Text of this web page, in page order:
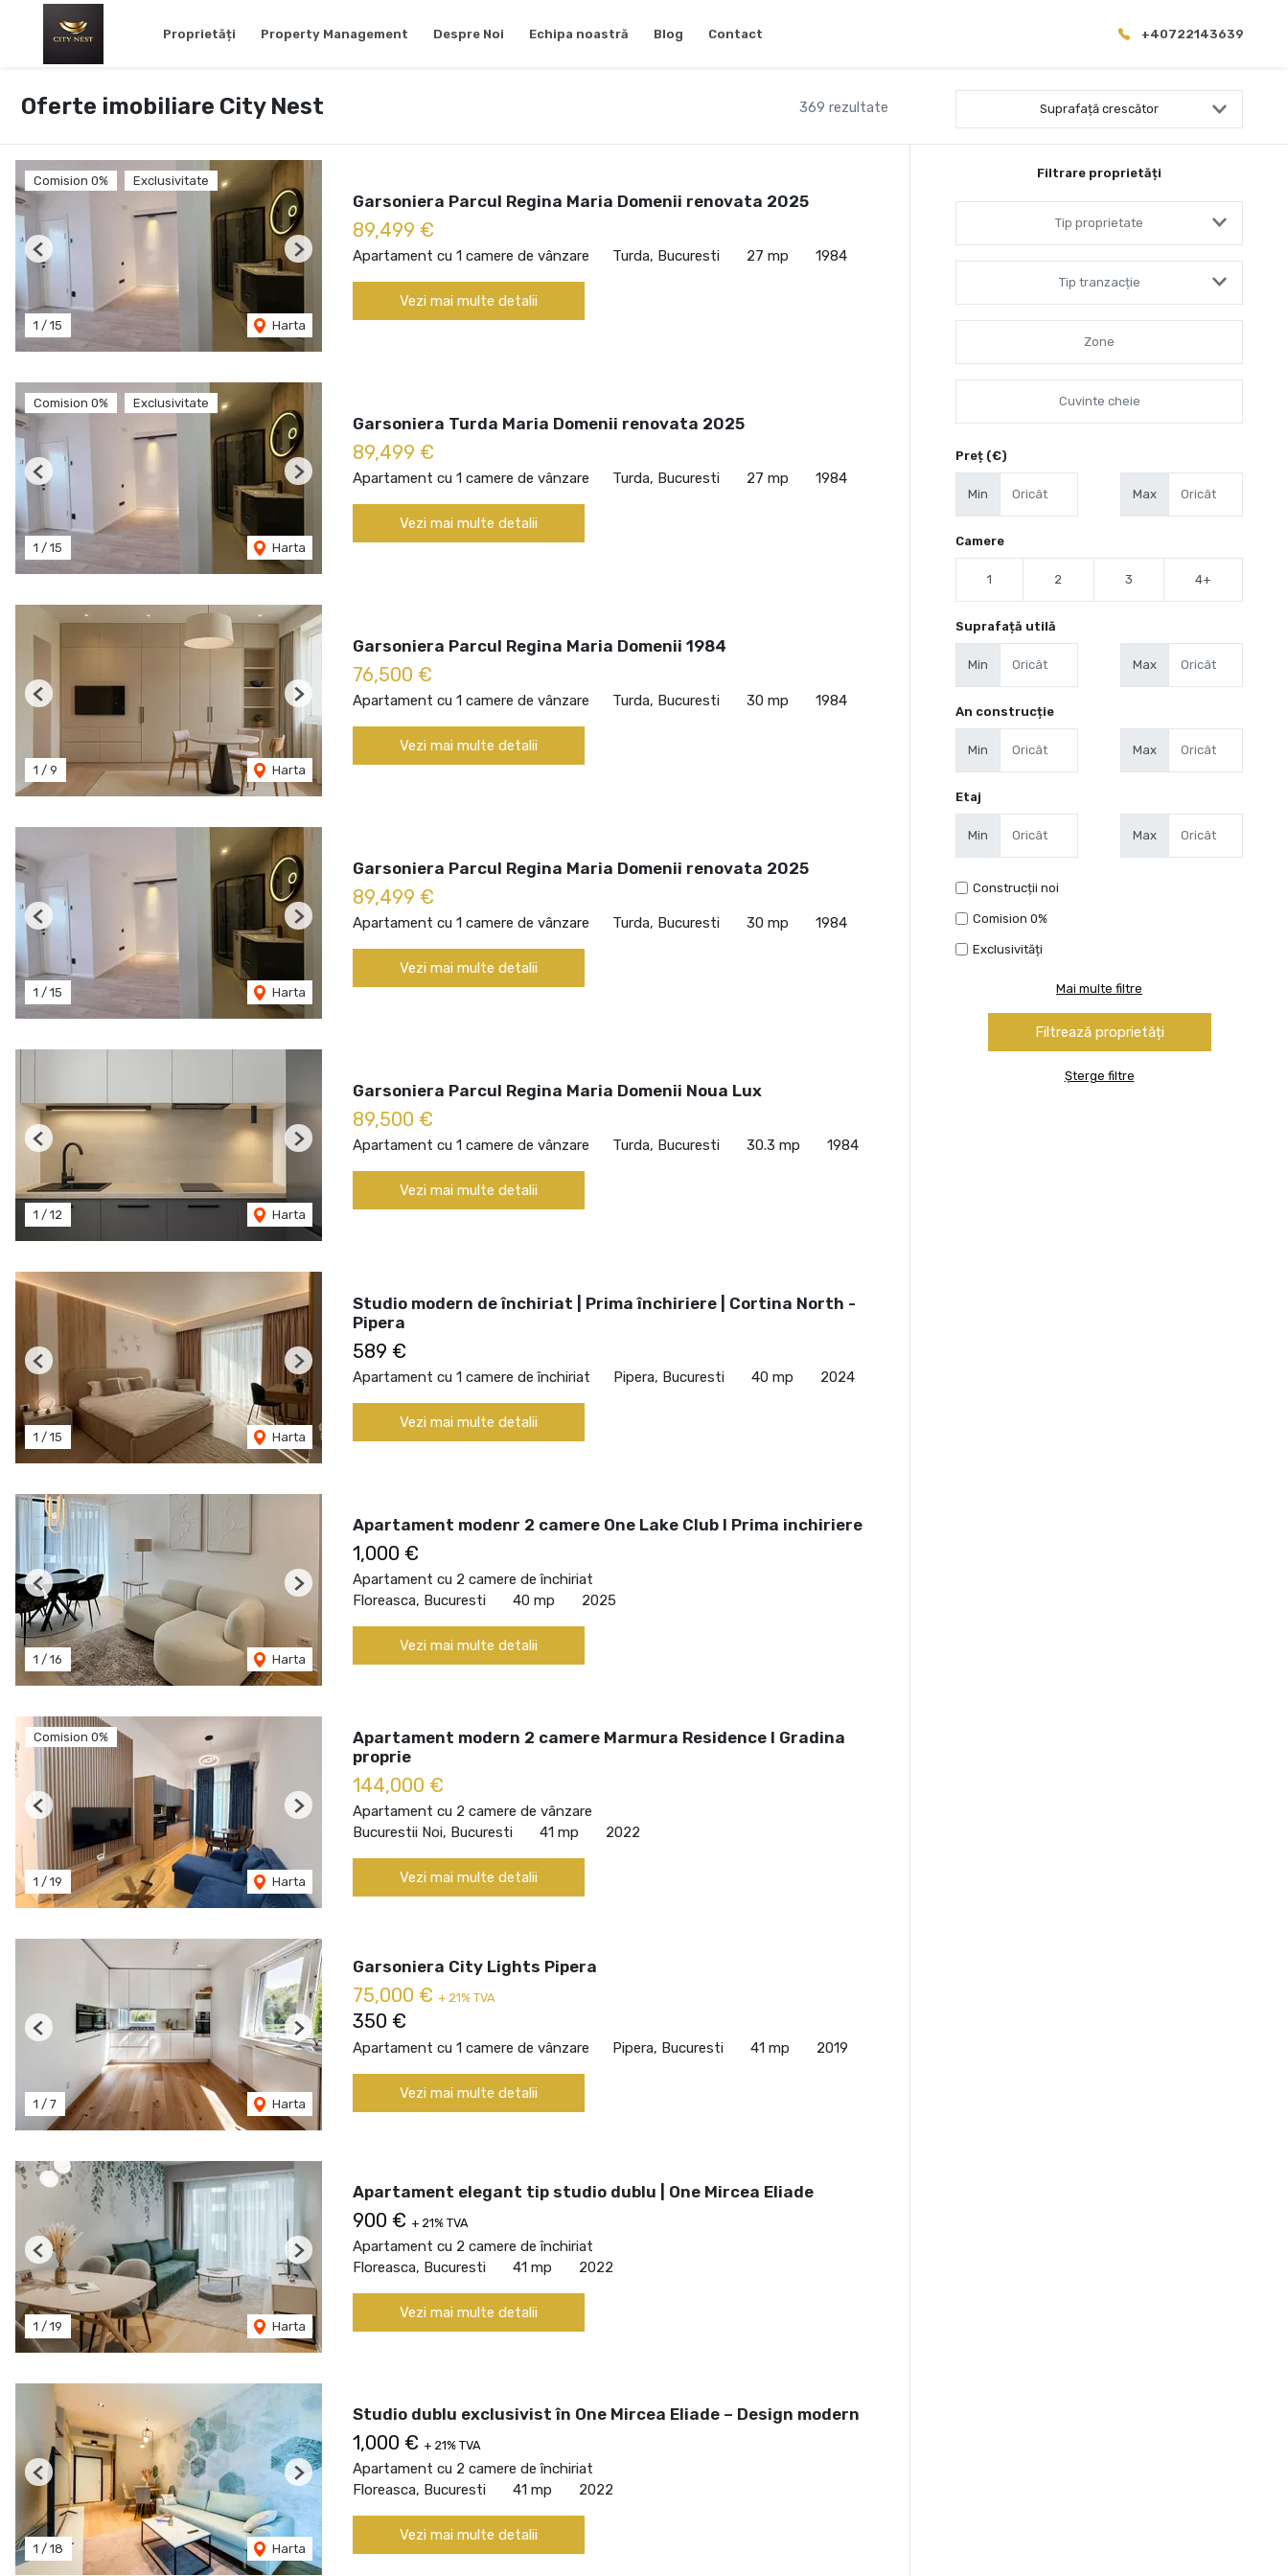
Proprietăți Property Management Despre Noi Echipa noastră Blog Contact +40722143639
369 rezultate
Oferte imobiliare City Nest Suprafață crescător
Comision 0% Exclusivitate
1 / 15 Harta
Previous Next
Garsoniera Parcul Regina Maria Domenii renovata 2025
89,499 €
Apartament cu 1 camere de vânzare Turda, Bucuresti 27 mp 1984
Vezi mai multe detalii
Comision 0% Exclusivitate
1 / 15 Harta
Previous Next
Garsoniera Turda Maria Domenii renovata 2025
89,499 €
Apartament cu 1 camere de vânzare Turda, Bucuresti 27 mp 1984
Vezi mai multe detalii
1 / 9 Harta
Previous Next
Garsoniera Parcul Regina Maria Domenii 1984
76,500 €
Apartament cu 1 camere de vânzare Turda, Bucuresti 30 mp 1984
Vezi mai multe detalii
1 / 15 Harta
Previous Next
Garsoniera Parcul Regina Maria Domenii renovata 2025
89,499 €
Apartament cu 1 camere de vânzare Turda, Bucuresti 30 mp 1984
Vezi mai multe detalii
1 / 12 Harta
Previous Next
Garsoniera Parcul Regina Maria Domenii Noua Lux
89,500 €
Apartament cu 1 camere de vânzare Turda, Bucuresti 30.3 mp 1984
Vezi mai multe detalii
1 / 15 Harta
Previous Next
Studio modern de închiriat | Prima închiriere | Cortina North -
Pipera
589 €
Apartament cu 1 camere de închiriat Pipera, Bucuresti 40 mp 2024
Vezi mai multe detalii
1 / 16 Harta
Previous Next
Apartament modenr 2 camere One Lake Club I Prima inchiriere
1,000 €
Apartament cu 2 camere de închiriat
Floreasca, Bucuresti
40 mp 2025
Vezi mai multe detalii
Comision 0%
1 / 19 Harta
Previous Next
Apartament modern 2 camere Marmura Residence I Gradina
proprie
144,000 €
Apartament cu 2 camere de vânzare
Bucurestii Noi, Bucuresti
41 mp 2022
Vezi mai multe detalii
1 / 7 Harta
Previous Next
Garsoniera City Lights Pipera
75,000 € + 21% TVA
350 €
Apartament cu 1 camere de vânzare Pipera, Bucuresti 41 mp 2019
Vezi mai multe detalii
1 / 19 Harta
Previous Next
Apartament elegant tip studio dublu | One Mircea Eliade
900 € + 21% TVA
Apartament cu 2 camere de închiriat
Floreasca, Bucuresti
41 mp 2022
Vezi mai multe detalii
1 / 18 Harta
Previous Next
Studio dublu exclusivist în One Mircea Eliade – Design modern
1,000 € + 21% TVA
Apartament cu 2 camere de închiriat
Floreasca, Bucuresti
41 mp 2022
Vezi mai multe detalii
Filtrare proprietăți
Tip proprietate
Tip tranzacție
Preț (€)
Min Max
Camere
1 2 3 4+
Suprafață utilă
Min Max
An construcție
Min Max
Etaj
Min Max
Construcții noi
Comision 0%
Exclusivități
Mai multe filtre
Șterge filtre